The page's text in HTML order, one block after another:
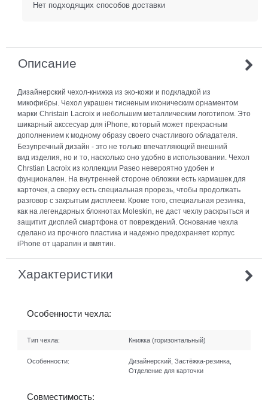
Нет подходящих способов доставки
Описание
Дизайнерский чехол-книжка из эко-кожи и подкладкой из
микофибры. Чехол украшен тисненым иконическим орнаментом
марки Christain Lacroix и небольшим металлическим логотипом. Это
шикарный акссесуар для iPhone, который может прекрасным
дополнением к модному образу своего счастливого обладателя.
Безупречный дизайн - это не только впечатляющий внешний
вид изделия, но и то, насколько оно удобно в использовании. Чехол
Chrstian Lacroix из коллекции Paseo невероятно удобен и
фунционален. На внутренней стороне обложки есть кармашек для
карточек, а сверху есть специальная прорезь, чтобы продолжать
разговор с закрытым дисплеем. Кроме того, специальная резинка,
как на легендарных блокнотах Moleskin, не даст чехлу раскрыться и
защитит дисплей смартфона от повреждений. Основание чехла
сделано из прочного пластика и надежно предохраняет корпус
iPhone от царапин и вмятин.
Характеристики
Особенности чехла:
Тип чехла: Книжка (горизонтальный)
Особенности:
Дизайнерский, Застёжка-резинка,
Отделение для карточки
Совместимость: